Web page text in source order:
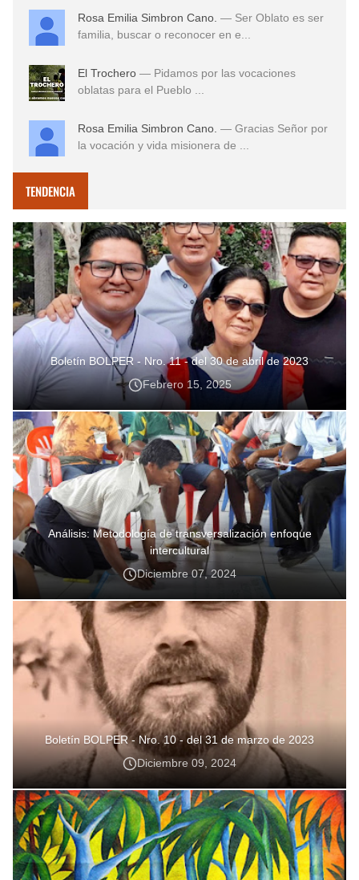
Rosa Emilia Simbron Cano. — Ser Oblato es ser
familia, buscar o reconocer en e...
El Trochero — Pidamos por las vocaciones
oblatas para el Pueblo ...
Rosa Emilia Simbron Cano. — Gracias Señor por
la vocación y vida misionera de ...
TENDENCIA
Boletín BOLPER - Nro. 11 - del 30 de abril de 2023
Febrero 15, 2025
Análisis: Metodología de transversalización enfoque
intercultural
Diciembre 07, 2024
Boletín BOLPER - Nro. 10 - del 31 de marzo de 2023
Diciembre 09, 2024